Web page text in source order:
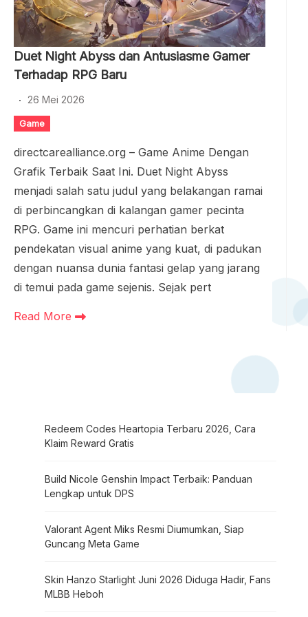
Duet Night Abyss dan Antusiasme Gamer
Terhadap RPG Baru
26 Mei 2026
Game
directcarealliance.org – Game Anime Dengan
Grafik Terbaik Saat Ini. Duet Night Abyss
menjadi salah satu judul yang belakangan ramai
di perbincangkan di kalangan gamer pecinta
RPG. Game ini mencuri perhatian berkat
pendekatan visual anime yang kuat, di padukan
dengan nuansa dunia fantasi gelap yang jarang
di temui pada game sejenis. Sejak pert
Read More
Redeem Codes Heartopia Terbaru 2026, Cara
Klaim Reward Gratis
Build Nicole Genshin Impact Terbaik: Panduan
Lengkap untuk DPS
Valorant Agent Miks Resmi Diumumkan, Siap
Guncang Meta Game
Skin Hanzo Starlight Juni 2026 Diduga Hadir, Fans
MLBB Heboh